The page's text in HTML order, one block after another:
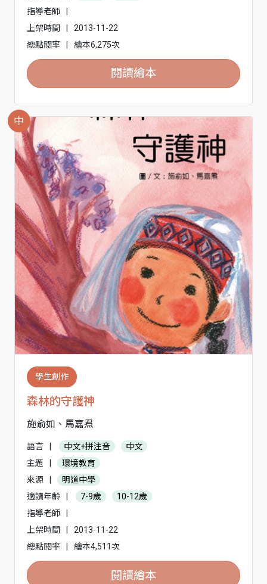
指導老師
上架時間
2013-11-22
總點閱率
繪本6,275次
閱讀繪本
中
學生創作
森林的守護神
施俞如、馬嘉焄
語言 中文+拼注音
中文
主題
環境教育
來源
明道中學
適讀年齡
7-9歲
10-12歲
指導老師
上架時間
2013-11-22
總點閱率
繪本4,511次
閱讀繪本